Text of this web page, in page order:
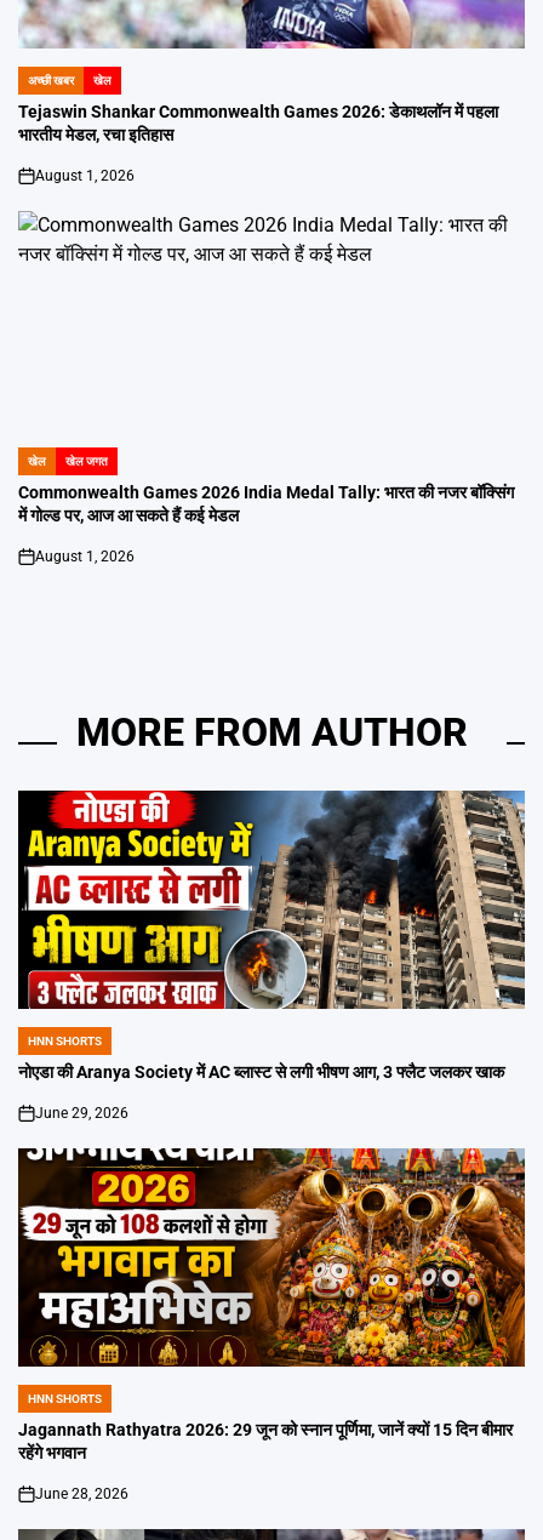
POSTED
IN
अच्छी खबर खेल
Tejaswin Shankar Commonwealth Games 2026: डेकाथलॉन में पहला
भारतीय मेडल, रचा इतिहास
on
August 1, 2026
POSTED
IN
खेल खेल जगत
Commonwealth Games 2026 India Medal Tally: भारत की नजर बॉक्सिंग
में गोल्ड पर, आज आ सकते हैं कई मेडल
on
August 1, 2026
MORE FROM AUTHOR
POSTED
IN
HNN SHORTS
नोएडा की Aranya Society में AC ब्लास्ट से लगी भीषण आग, 3 फ्लैट जलकर खाक
on
June 29, 2026
POSTED
IN
HNN SHORTS
Jagannath Rathyatra 2026: 29 जून को स्नान पूर्णिमा, जानें क्यों 15 दिन बीमार
रहेंगे भगवान
on
June 28, 2026